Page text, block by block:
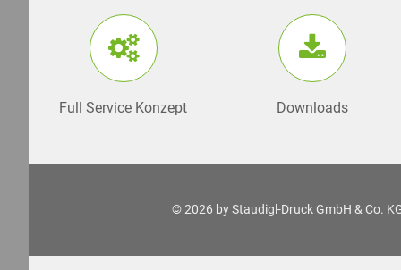
Full Service Konzept Downloads
© 2026 byStaudigl-Druck GmbH & Co.